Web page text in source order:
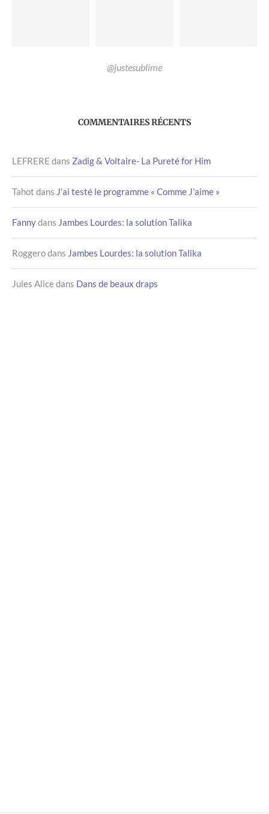
@justesublime
COMMENTAIRES RÉCENTS
LEFRERE dans Zadig & Voltaire- La Pureté for Him
Tahot dans J’ai testé le programme « Comme J’aime »
Fannydans Jambes Lourdes: la solution Talika
Roggerodans Jambes Lourdes: la solution Talika
Jules Alicedans Dans de beaux draps